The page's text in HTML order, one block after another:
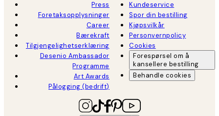
Press
Foretaksopplysninger
Career
Bærekraft
Tilgjengelighetserklæring
Desenio Ambassador
Programme
Art Awards
Pålogging (bedrift)
Kundeservice
Spor din bestilling
Kjøpsvilkår
Personvernpolicy
Cookies
Forespørsel om å
kansellere bestilling
Behandle cookies